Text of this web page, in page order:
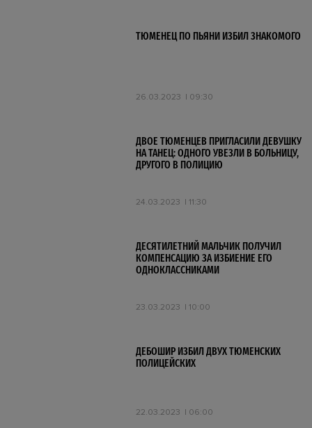
ТЮМЕНЕЦ ПО ПЬЯНИ ИЗБИЛ ЗНАКОМОГО
26.03.2023 09:30
ДВОЕ ТЮМЕНЦЕВ ПРИГЛАСИЛИ ДЕВУШКУ
НА ТАНЕЦ: ОДНОГО УВЕЗЛИ В БОЛЬНИЦУ,
ДРУГОГО В ПОЛИЦИЮ
24.03.2023 11:30
ДЕСЯТИЛЕТНИЙ МАЛЬЧИК ПОЛУЧИЛ
КОМПЕНСАЦИЮ ЗА ИЗБИЕНИЕ ЕГО
ОДНОКЛАССНИКАМИ
23.03.2023 10:00
ДЕБОШИР ИЗБИЛ ДВУХ ТЮМЕНСКИХ
ПОЛИЦЕЙСКИХ
22.03.2023 06:00